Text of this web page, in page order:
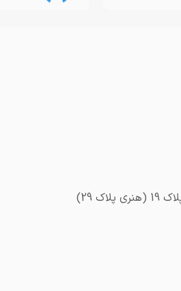
29)